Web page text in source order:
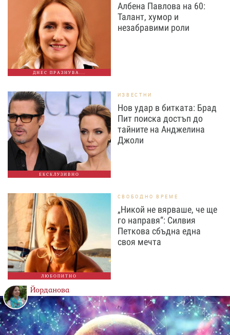
ДНЕС ПРАЗНУВА...
Албена Павлова на 60:
Талант, хумор и
незабравими роли
ЕКСКЛУЗИВНО
ИЗВЕСТНИ
Нов удар в битката: Брад
Пит поиска достъп до
тайните на Анджелина
Джоли
ЛЮБОПИТНО
СВОБОДНО ВРЕМЕ
„Никой не вярваше, че ще
го направя“: Силвия
Петкова сбъдна една
своя мечта
Йорданова